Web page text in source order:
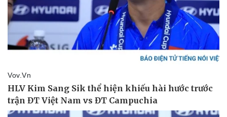
Vụ án
Tin nóng
Tư vấn luật
Quân sự - Quốc phòng
Việt Nam
Phân tích